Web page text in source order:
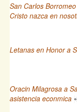
San Carlos
Cristo nazca en
Letanas en Honor a
Oracin Milagrosa a
asistencia econmica